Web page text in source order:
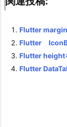
Flutter margin
Flutter
Flutter height
Flutter